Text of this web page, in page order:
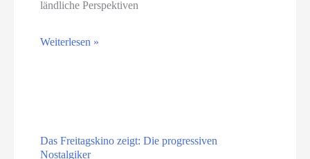
ländliche Perspektiven
35.
Weiterlesen »
Das Freitagskino zeigt: Die progressiven
Nostalgiker